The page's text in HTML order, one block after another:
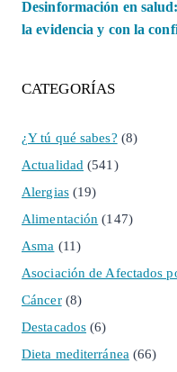
Desinformación en
la evidencia y con la
CATEGORÍAS
¿Y tú qué sabes? (8)
Actualidad (541)
Alergias(19)
Alimentación (147)
Asma (11)
Asociación de Afectados
Cáncer(8)
Destacados (6)
Dieta mediterránea (66)